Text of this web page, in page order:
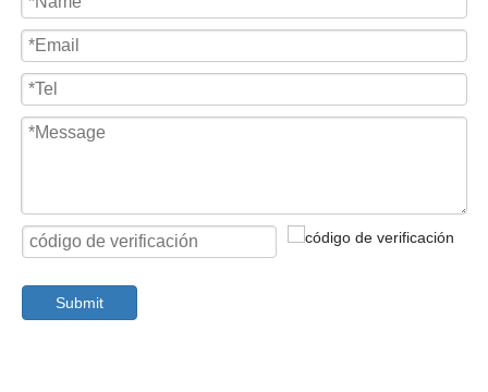
Forma de moda grabado mate níquel llavero llavero Titular de la insignia de cuero genuino del emblema del ejército 3D
CONTACT US